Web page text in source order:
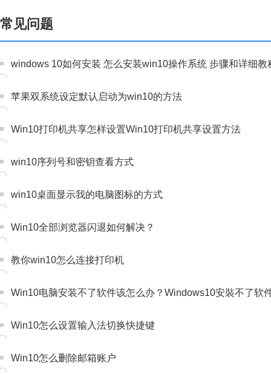
常见问题
windows 10如何安装 怎么安装win10操作系统 步骤和详细教
苹果双系统设定默认启动为win10的方法
Win10打印机共享怎样设置Win10打印机共享设置方法
win10序列号和密钥查看方式
win10桌面显示我的电脑图标的方式
Win10全部浏览器闪退如何解决？
教你win10怎么连接打印机
Win10电脑安装不了软件该怎么办？Windows10安裝不了软
Win10怎么设置输入法切换快捷键
Win10怎么删除邮箱账户